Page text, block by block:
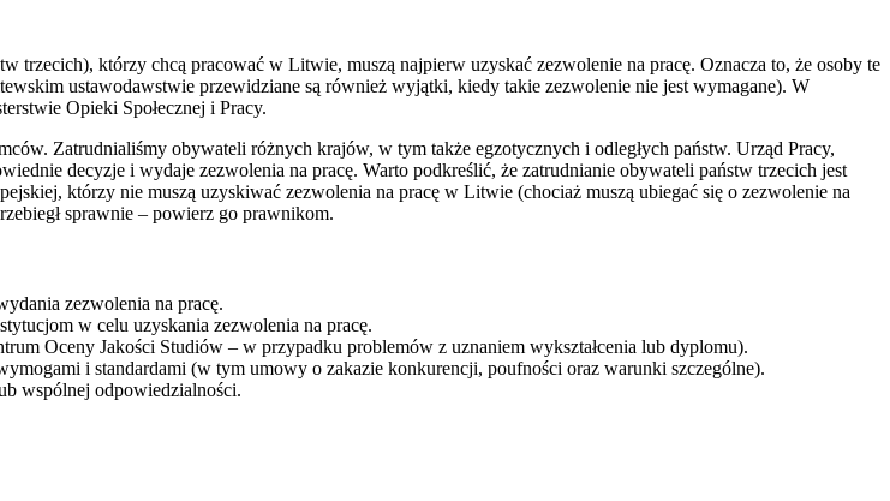
trzecich), którzy chcą pracować w Litwie, muszą najpierw uzyskać zezwolenie na pracę. Oznacza to, że osoby te
ustawodawstwie przewidziane są również wyjątki, kiedy takie zezwolenie nie jest wymagane). W
Opieki Społecznej i Pracy.
Zatrudnialiśmy obywateli różnych krajów, w tym także egzotycznych i odległych państw. Urząd Pracy,
decyzje i wydaje zezwolenia na pracę. Warto podkreślić, że zatrudnianie obywateli państw trzecich jest
którzy nie muszą uzyskiwać zezwolenia na pracę w Litwie (chociaż muszą ubiegać się o zezwolenie na
sprawnie – powierz go prawnikom.
zezwolenia na pracę.
w celu uzyskania zezwolenia na pracę.
Oceny Jakości Studiów – w przypadku problemów z uznaniem wykształcenia lub dyplomu).
i standardami (w tym umowy o zakazie konkurencji, poufności oraz warunki szczególne).
wspólnej odpowiedzialności.